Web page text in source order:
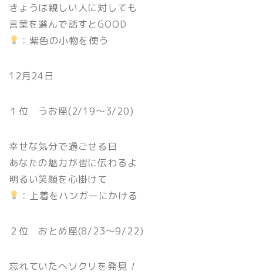
きょうは親しい人に対しても
言葉を選んで話すとGOOD
：紫色の小物を使う
12月24日
１位 うお座(2/19〜3/20)
幸せな気分で過ごせる日
あなたの魅力が皆に伝わるよ
明るい笑顔を心掛けて
：上着をハンガーにかける
２位 おとめ座(8/23〜9/22)
忘れていたヘソクリを発見 ！